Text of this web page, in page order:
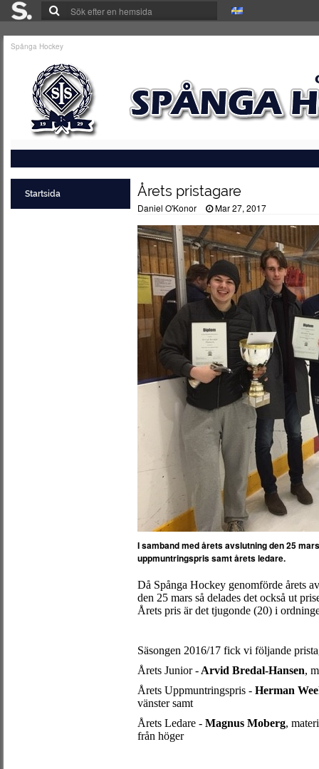
Spånga Hockey
Startsida Årets pristagare
Daniel O'Konor Mar 27, 2017
I samband med årets avslutning den 25
uppmuntringspris samt årets ledare.
Då Spånga Hockey genomförde årets
den 25 mars så delades det också ut
Årets pris är det tjugonde (20) i
Säsongen 2016/17 fick vi följande
Årets Junior - Arvid Bredal-Hansen,
Årets Uppmuntringspris - Herman
vänster samt
Årets Ledare - Magnus Moberg,
från höger